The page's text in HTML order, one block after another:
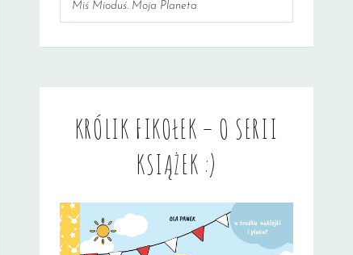
Miś Mioduś. Moja Planeta
KRÓLIK FIKOŁEK – O SERII
KSIĄŻEK :)